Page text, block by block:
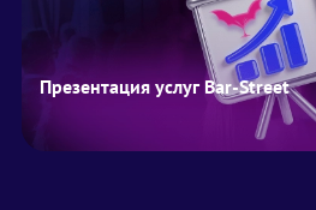
Презентация услуг Bar-Street